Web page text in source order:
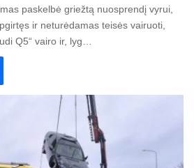
paskelbė griežtą nuosprendį vyrui,
ir neturėdamas teisės vairuoti,
Q5“ vairo ir, lyg…